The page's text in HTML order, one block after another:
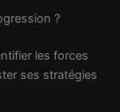
?
les forces
ses stratégies